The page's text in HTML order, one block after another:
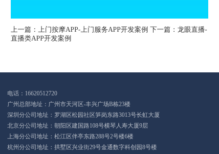
上一篇： 上门按摩APP-上门服务APP开发案例 下一篇：龙眼直播-
直播类APP开发案例
电话：16620512720
广州总部地址：广州市天河区-丰兴广场B栋23楼
深圳分公司地址：罗湖区松园社区笋岗东路3013号长虹大厦
北京分公司地址：朝阳区建国路108号横琴人寿大厦9层
上海分公司地址：松江区伴亭东路288号2号楼6楼
杭州分公司地址：拱墅区兴业街29号金通数字科创园8号楼